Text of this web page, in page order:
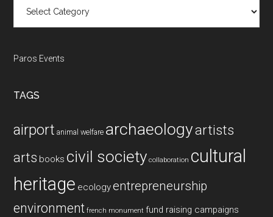
Paros Events
TAGS
airport animal welfare archaeologyartists
arts books civil society collaboration cultural
heritage ecologyentrepreneurship
environment french monument fund raising campaigns